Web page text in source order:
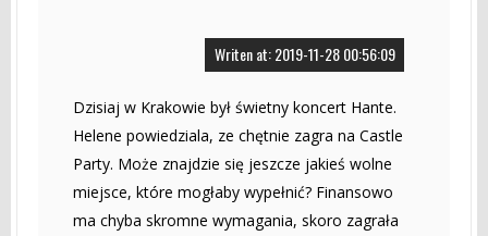
Writen at: 2019-11-28 00:56:09
Dzisiaj w Krakowie był świetny koncert Hante.
Helene powiedziala, ze chętnie zagra na Castle
Party. Może znajdzie się jeszcze jakieś wolne
miejsce, które mogłaby wypełnić? Finansowo
ma chyba skromne wymagania, skoro zagrała